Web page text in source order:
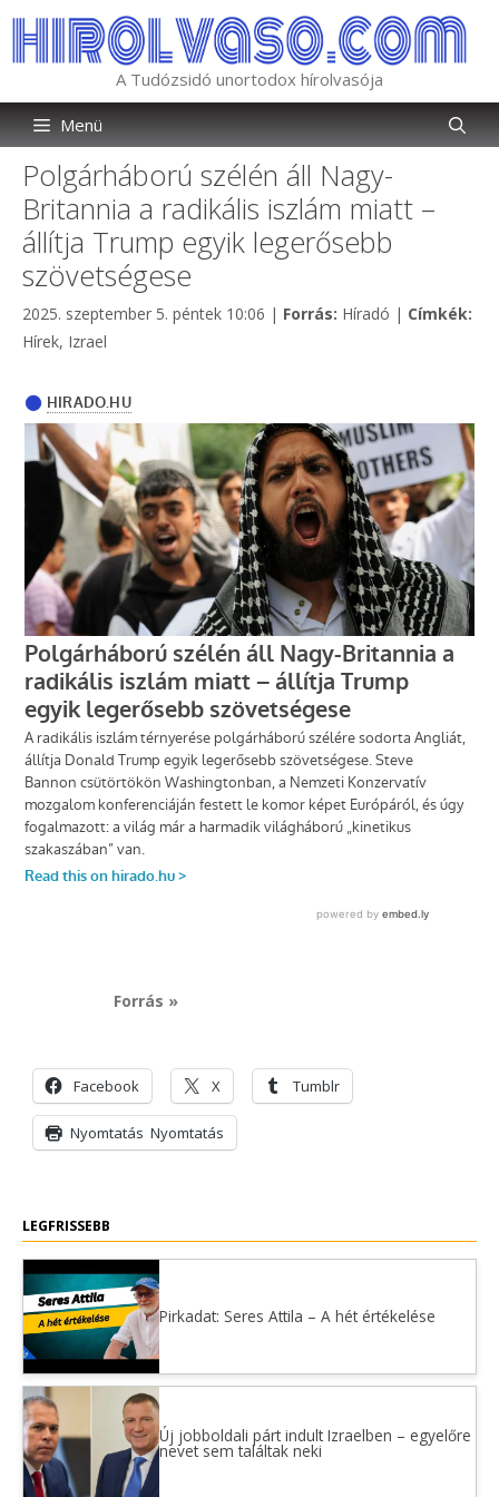
tartalomba
A Tudózsidó unortodox hírolvasója
Menü
Polgárháború szélén áll Nagy-
Britannia a radikális iszlám miatt –
állítja Trump egyik legerősebb
szövetségese
2025. szeptember 5. péntek 10:06 | Forrás: Kategória
Híradó | Címkék:
Hírek, Izrael
Forrás »
Facebook X Tumblr
Nyomtatás Nyomtatás
LEGFRISSEBB
Pirkadat: Seres Attila – A hét értékelése
Új jobboldali párt indult Izraelben – egyelőre
nevet sem találtak neki